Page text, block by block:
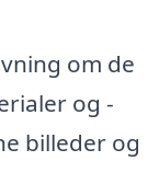
om de
og -
billeder og